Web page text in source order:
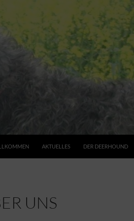
AKTUELLES DER DEERHOUND
UNS